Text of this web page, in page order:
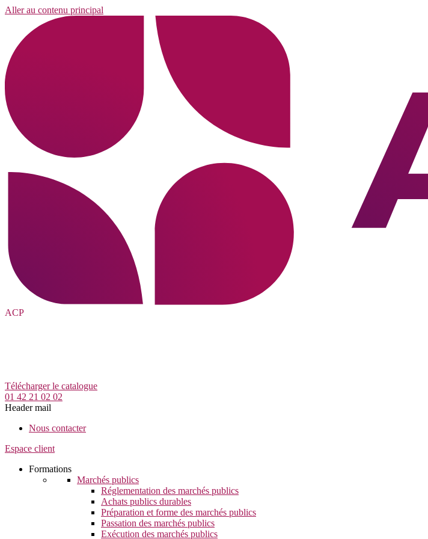
Aller au contenu principal
ACP
Télécharger le catalogue
01 42 21 02 02
Header mail
Nous contacter
Espace client
Formations
Marchés publics
Réglementation des marchés publics
Achats publics durables
Préparation et forme des marchés publics
Passation des marchés publics
Exécution des marchés publics